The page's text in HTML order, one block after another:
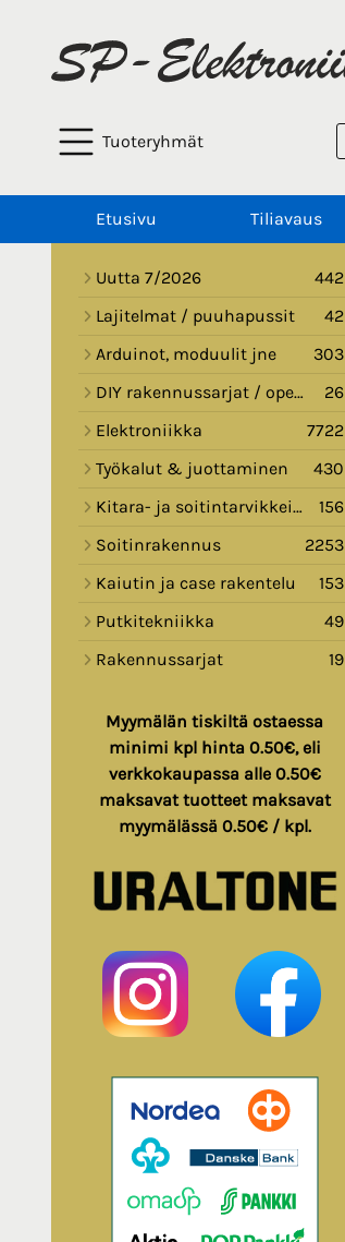
Tuoteryhmät
Etusivu Tiliavaus
Uutta 7/2026
442
Lajitelmat / puuhapussit
42
Arduinot, moduulit jne
303
DIY rakennussarjat / opetussarjat
26
Elektroniikka
7722
Työkalut & juottaminen
430
Kitara- ja soitintarvikkeita
156
Soitinrakennus
2253
Kaiutin ja case rakentelu
153
Putkitekniikka
49
Rakennussarjat
19
Myymälän tiskiltä ostaessa
minimi kpl hinta 0.50€, eli
verkkokaupassa alle 0.50€
maksavat tuotteet maksavat
myymälässä 0.50€ / kpl.